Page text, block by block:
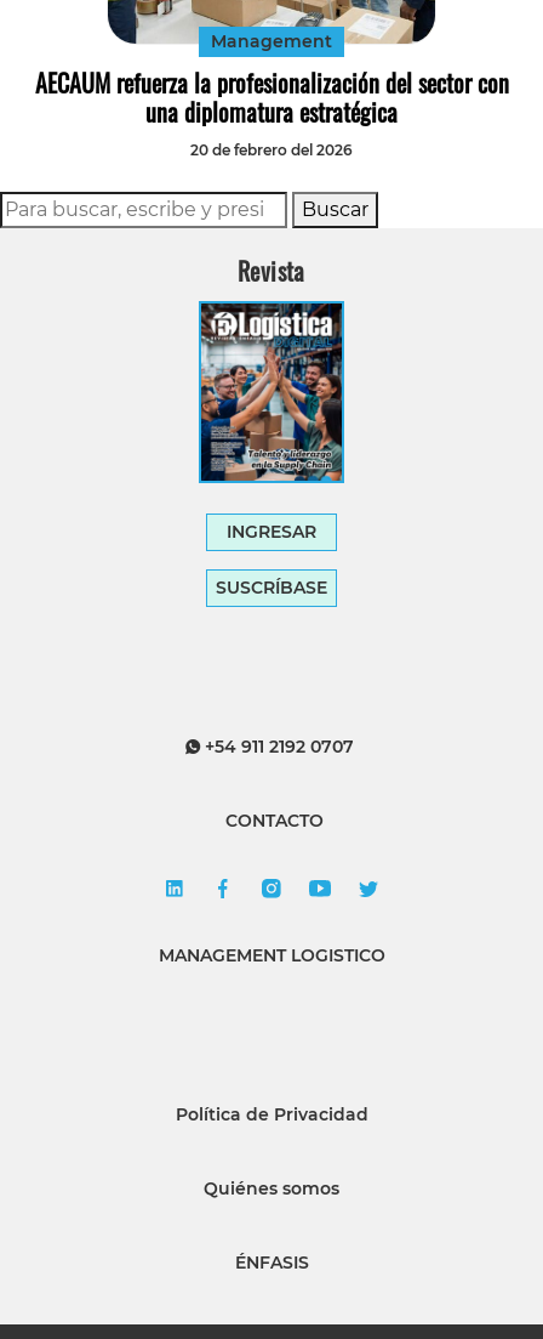
Management
AECAUM refuerza la profesionalización del sector con
una diplomatura estratégica
20 de febrero del 2026
Buscar
Revista
INGRESAR
SUSCRÍBASE
+54 911 2192 0707
CONTACTO
MANAGEMENT LOGISTICO
Política de Privacidad
Quiénes somos
ÉNFASIS